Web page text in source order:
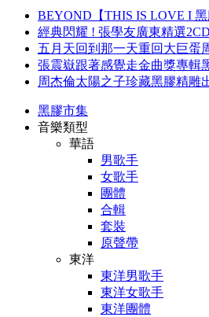
BEYOND【THIS IS LOVE I 黑
經典閃耀 ! 張學友廣東精選
五月天回到那一天重回大巨蛋
張震嶽跟著感覺走金曲獎專輯
周杰倫太陽之子珍藏黑膠精雕
黑膠市集
音樂類型
華語
男歌手
女歌手
團體
合輯
套裝
原聲帶
東洋
東洋男歌手
東洋女歌手
東洋團體